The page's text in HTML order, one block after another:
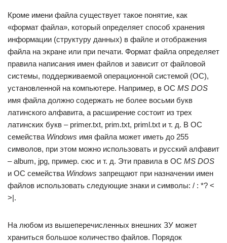
Кроме имени файла существует такое понятие, как
«формат файла», который определяет способ хранения
информации (структуру данных) в файле и отображения
файла на экране или при печати. Формат файла определяет
правила написания имен файлов и зависит от файловой
системы, поддерживаемой операционной системой (ОС),
установленной на компьютере. Например, в ОС MS DOS
имя файла должно содержать не более восьми букв
латинского алфавита, а расширение состоит из трех
латинских букв – primer.txt, prim.txt, priml.txt и т. д. В ОС
семейства Windows имя файла может иметь до 255
символов, при этом можно использовать и русский алфавит
– album, jpg, пример. сюс и т. д. Эти правила в ОС MS DOS
и ОС семейства Windows запрещают при назначении имен
файлов использовать следующие знаки и символы: / : *? <
>|.
На любом из вышеперечисленных внешних ЗУ может
храниться большое количество файлов. Порядок